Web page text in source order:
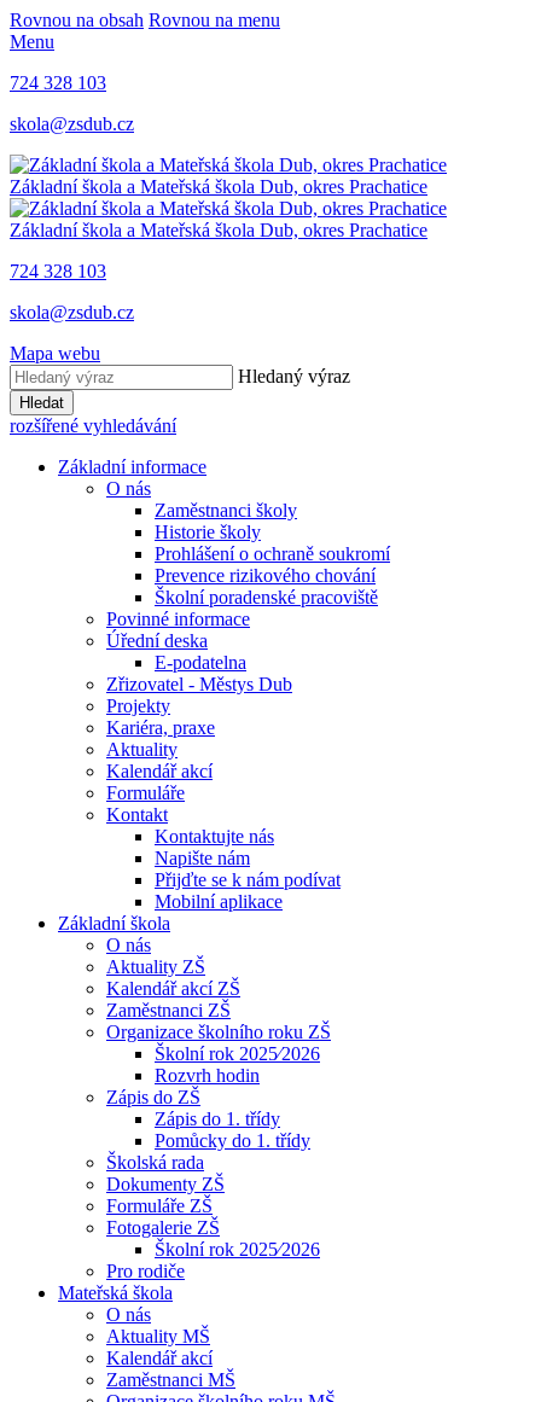
Rovnou na obsah Rovnou na menu
Menu
724 328 103
skola@zsdub.cz
Základní škola a Mateřská škola Dub, okres Prachatice
Základní škola a Mateřská škola Dub, okres Prachatice
724 328 103
skola@zsdub.cz
Mapa webu
Hledaný výraz
Hledat
rozšířené vyhledávání
Základní informace
O nás
Zaměstnanci školy
Historie školy
Prohlášení o ochraně soukromí
Prevence rizikového chování
Školní poradenské pracoviště
Povinné informace
Úřední deska
E-podatelna
Zřizovatel - Městys Dub
Projekty
Kariéra, praxe
Aktuality
Kalendář akcí
Formuláře
Kontakt
Kontaktujte nás
Napište nám
Přijďte se k nám podívat
Mobilní aplikace
Základní škola
O nás
Aktuality ZŠ
Kalendář akcí ZŠ
Zaměstnanci ZŠ
Organizace školního roku ZŠ
Školní rok 2025⁄2026
Rozvrh hodin
Zápis do ZŠ
Zápis do 1. třídy
Pomůcky do 1. třídy
Školská rada
Dokumenty ZŠ
Formuláře ZŠ
Fotogalerie ZŠ
Školní rok 2025⁄2026
Pro rodiče
Mateřská škola
O nás
Aktuality MŠ
Kalendář akcí
Zaměstnanci MŠ